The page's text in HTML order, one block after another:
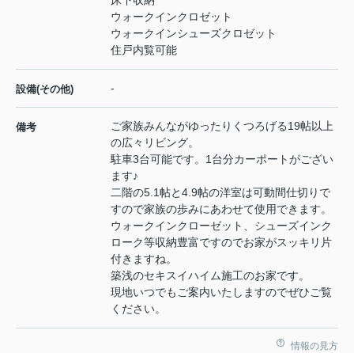
ウォークインクロゼット
ウォークインシューズクロゼット
住戸内覧可能
設備(その他) -
備考
ご家族みんながゆったりくつろげる19帖以上
の広々リビング。
駐車3台可能です。1台分カーポートがござい
ます♪
二階の5.1帖と4.9帖の洋室は可動間仕切りで
すので家族の歩みにあわせて使用できます。
ウォークインクローゼット、シューズインク
ローク等収納豊富ですのでお家がスッキリ片
付きますね。
築浅のセキスイハイム施工のお家です。
現地いつでもご案内いたしますのでぜひご覧
ください。
情報の見方